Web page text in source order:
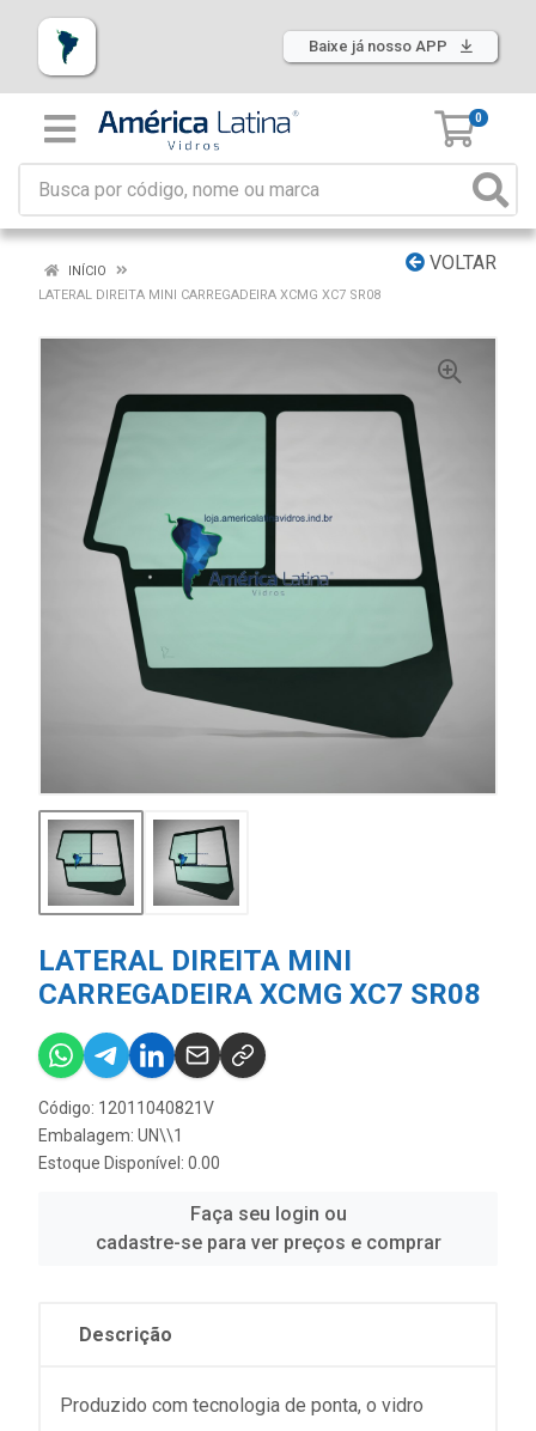
Baixe já nosso APP
0
VOLTAR
INÍCIO
LATERAL DIREITA MINI CARREGADEIRA XCMG XC7 SR08
LATERAL DIREITA MINI
CARREGADEIRA XCMG XC7 SR08
Código: 12011040821V
Embalagem: UN\\1
Estoque Disponível: 0.00
Faça seu login ou
cadastre-se para ver preços e comprar
Descrição
Produzido com tecnologia de ponta, o vidro